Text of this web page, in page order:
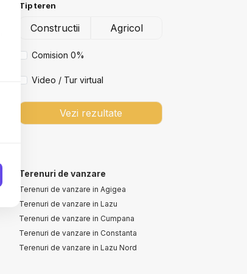
Tip teren
Constructii Agricol
Comision 0%
Video / Tur virtual
Vezi rezultate
Terenuri de vanzare
Terenuri de vanzare in Agigea
Terenuri de vanzare in Lazu
Terenuri de vanzare in Cumpana
Terenuri de vanzare in Constanta
Terenuri de vanzare in Lazu Nord